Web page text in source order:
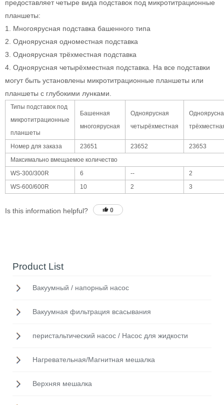
предоставляет четыре вида подставок под микротитрационные
планшеты:
1. Многоярусная подставка башенного типа
2. Одноярусная одноместная подставка
3. Одноярусная трёхместная подставка
4. Одноярусная четырёхместная подставка. На все подставки
могут быть установлены микротитрационные планшеты или
планшеты с глубокими лунками.
Типы подставок под
микротитрационные
планшеты
Башенная
многоярусная
Одноярусная
четырёхместная
Номер для заказа 23651 23652
23653
Максимально вмещаемое количество
WS-300/300R
6 --
2
WS-600/600R
10 2 3
Is this information helpful? 0
Product List
Вакуумный / напорный насос
Вакуумная фильтрация всасывания
перистальтический насос / Насос для жидкости
Нагревательная/Mагнитная мешалка
Верхняя мешалка